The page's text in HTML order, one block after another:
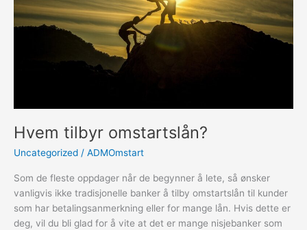
Hvem tilbyr omstartslån?
Uncategorized / ADMOmstart
Som de fleste oppdager når de begynner å lete, så ønsker
vanligvis ikke tradisjonelle banker å tilby omstartslån til kunder
som har betalingsanmerkning eller for mange lån. Hvis dette er
deg, vil du bli glad for å vite at det er mange nisjebanker som